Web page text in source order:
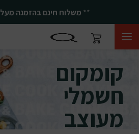
** משלוח חינם בהזמנה מעל
קומקום חשמלי מעוצב
קומקום
חשמלי
מעוצב